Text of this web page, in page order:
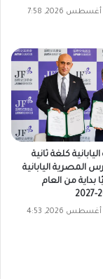
الخميس, 6 أغسطس 2026, 7:58
كلغة ثانية
المصرية اليابانية
من العام
الخميس, 6 أغسطس 2026, 4:53